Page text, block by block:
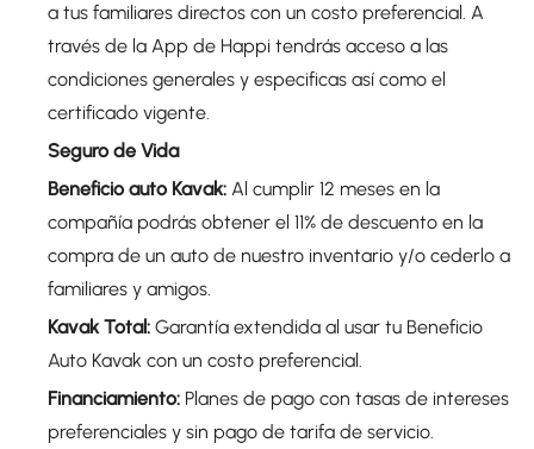
a tus familiares directos con un costo preferencial. A
través de la App de Happi tendrás acceso a las
condiciones generales y especificas así como el
certificado vigente.
Seguro de Vida
Beneficio auto Kavak: Al cumplir 12 meses en la
compañía podrás obtener el 11% de descuento en la
compra de un auto de nuestro inventario y/o cederlo a
familiares y amigos.
Kavak Total: Garantía extendida al usar tu Beneficio
Auto Kavak con un costo preferencial.
Financiamiento: Planes de pago con tasas de intereses
preferenciales y sin pago de tarifa de servicio.